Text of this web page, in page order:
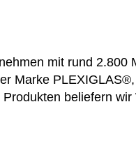
mit rund 2.800
Marke
beliefern